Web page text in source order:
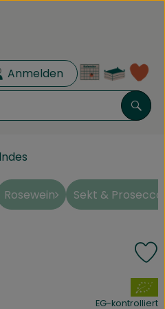
Anmelden
öffnen oder
Rosewein Sekt & Prosecco
, Verband:
EG-kontrolliert